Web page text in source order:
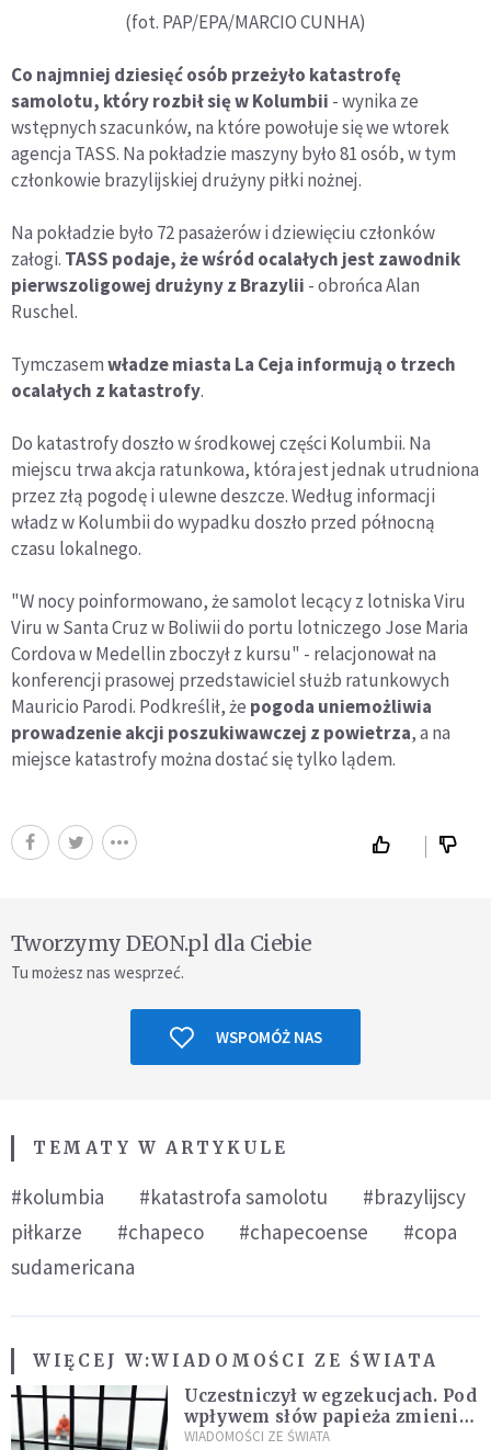
(fot. PAP/EPA/MARCIO CUNHA)
Co najmniej dziesięć osób przeżyło katastrofę
samolotu, który rozbił się w Kolumbii - wynika ze
wstępnych szacunków, na które powołuje się we wtorek
agencja TASS. Na pokładzie maszyny było 81 osób, w tym
członkowie brazylijskiej drużyny piłki nożnej.
Na pokładzie było 72 pasażerów i dziewięciu członków
załogi. TASS podaje, że wśród ocalałych jest zawodnik
pierwszoligowej drużyny z Brazylii - obrońca Alan
Ruschel.
Tymczasemwładze miasta La Ceja informują o trzech
ocalałych z katastrofy.
Do katastrofy doszło w środkowej części Kolumbii. Na
miejscu trwa akcja ratunkowa, która jest jednak utrudniona
przez złą pogodę i ulewne deszcze. Według informacji
władz w Kolumbii do wypadku doszło przed północną
czasu lokalnego.
"W nocy poinformowano, że samolot lecący z lotniska Viru
Viru w Santa Cruz w Boliwii do portu lotniczego Jose Maria
Cordova w Medellin zboczył z kursu" - relacjonował na
konferencji prasowej przedstawiciel służb ratunkowych
Mauricio Parodi. Podkreślił, że pogoda uniemożliwia
prowadzenie akcji poszukiwawczej z powietrza, a na
miejsce katastrofy można dostać się tylko lądem.
Tworzymy DEON.pl dla Ciebie
Tu możesz nas wesprzeć.
WSPOMÓŻ NAS
TEMATY W ARTYKULE
#kolumbia #katastrofa samolotu
#brazylijscy
piłkarze
#chapeco #chapecoense
#copa
sudamericana
WIĘCEJ W:WIADOMOŚCI ZE ŚWIATA
Uczestniczył w egzekucjach. Pod
wpływem słów papieża zmienił
zdanie
WIADOMOŚCI ZE ŚWIATA